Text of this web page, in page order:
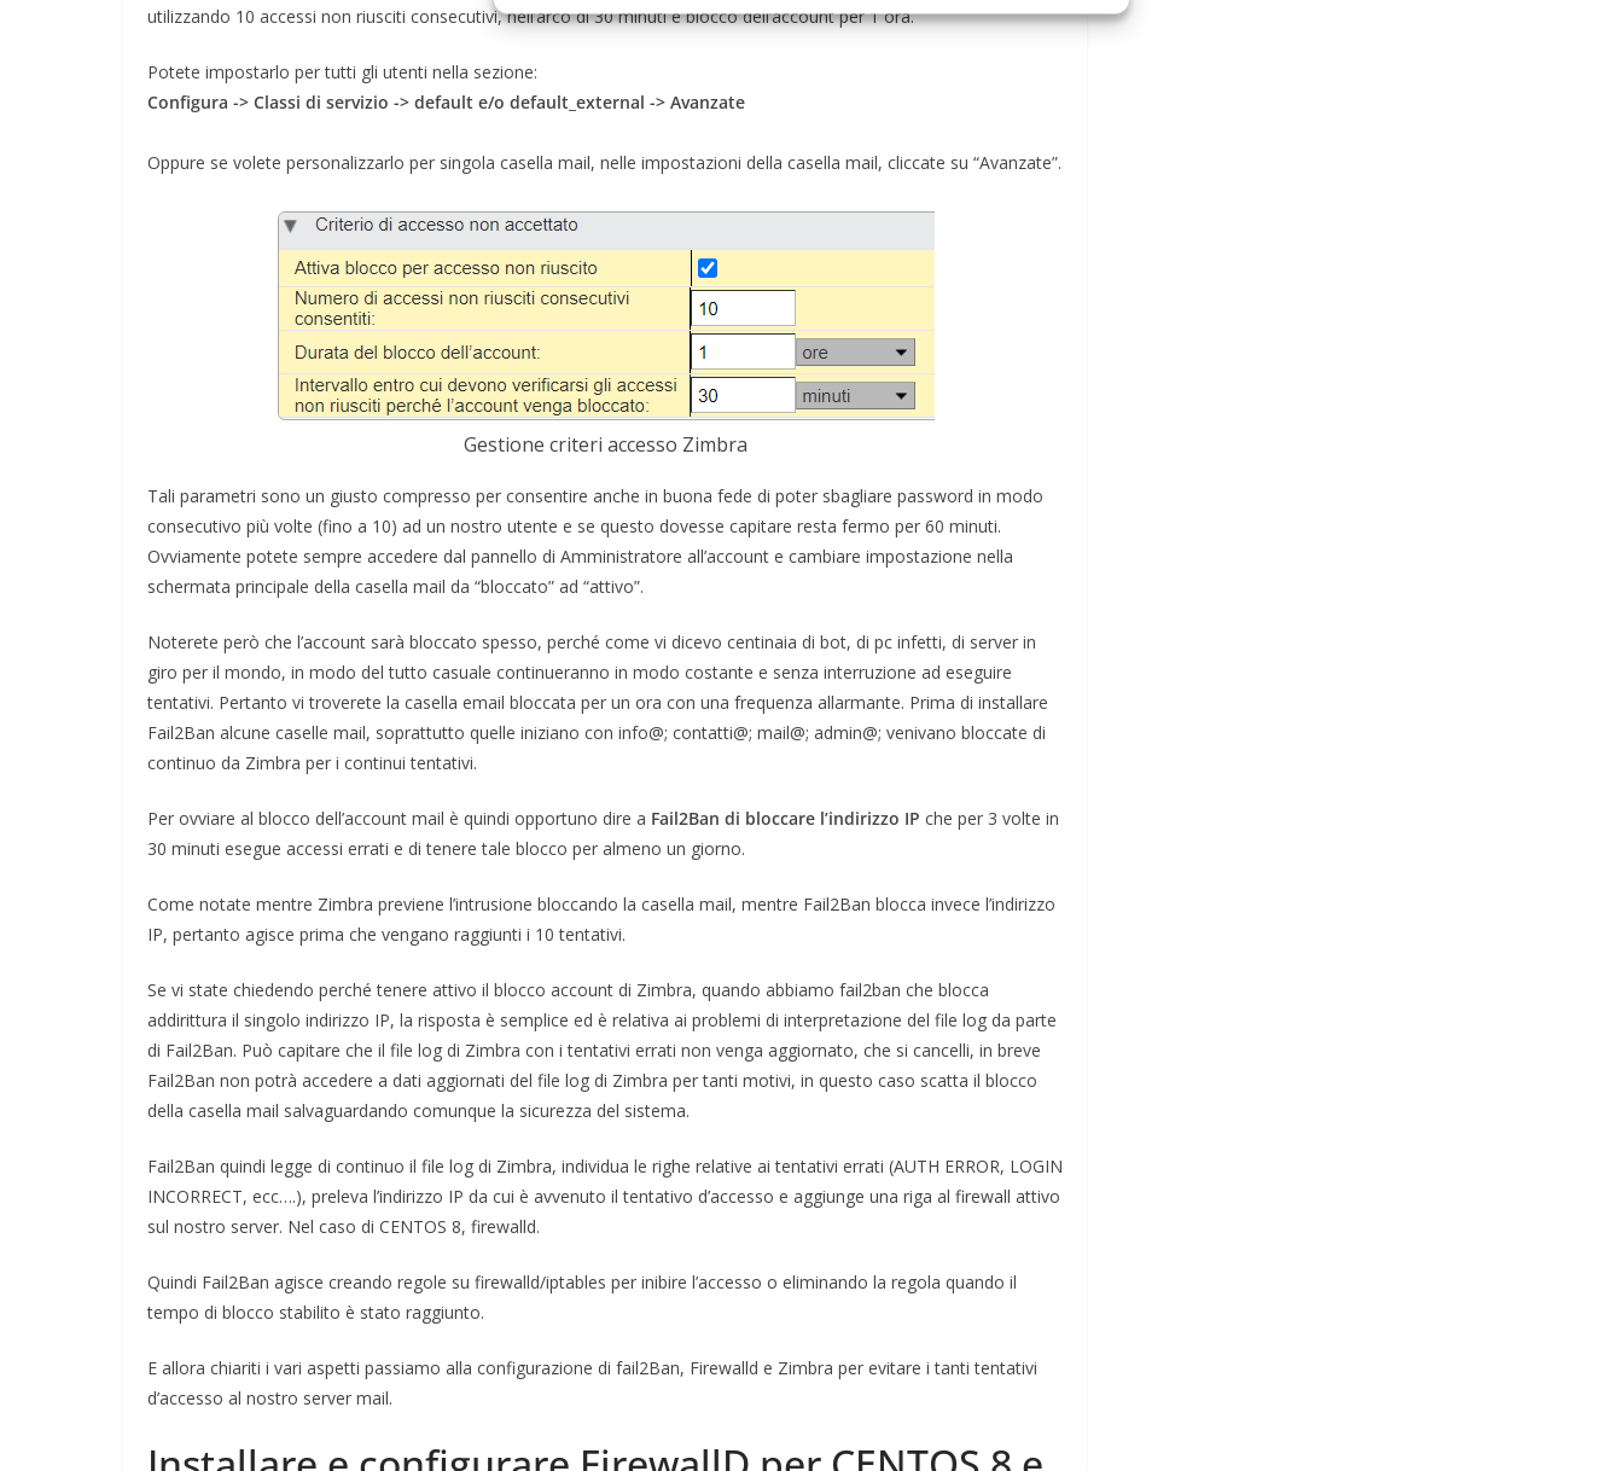
utilizzando 10 accessi non riusciti consecutivi, nell’arco di 30 minuti e blocco dell’account per 1 ora.
Potete impostarlo per tutti gli utenti nella sezione:
Configura -> Classi di servizio -> default e/o default_external -> Avanzate
Oppure se volete personalizzarlo per singola casella mail, nelle impostazioni della casella mail, cliccate su “Avanzate”.
Gestione criteri accesso Zimbra
Tali parametri sono un giusto compresso per consentire anche in buona fede di poter sbagliare password in modo
consecutivo più volte (fino a 10) ad un nostro utente e se questo dovesse capitare resta fermo per 60 minuti.
Ovviamente potete sempre accedere dal pannello di Amministratore all’account e cambiare impostazione nella
schermata principale della casella mail da “bloccato” ad “attivo”.
Noterete però che l’account sarà bloccato spesso, perché come vi dicevo centinaia di bot, di pc infetti, di server in
giro per il mondo, in modo del tutto casuale continueranno in modo costante e senza interruzione ad eseguire
tentativi. Pertanto vi troverete la casella email bloccata per un ora con una frequenza allarmante. Prima di installare
Fail2Ban alcune caselle mail, soprattutto quelle iniziano con info@; contatti@; mail@; admin@; venivano bloccate di
continuo da Zimbra per i continui tentativi.
Per ovviare al blocco dell’account mail è quindi opportuno dire a Fail2Ban di bloccare l’indirizzo IP che per 3 volte in
30 minuti esegue accessi errati e di tenere tale blocco per almeno un giorno.
Come notate mentre Zimbra previene l’intrusione bloccando la casella mail, mentre Fail2Ban blocca invece l’indirizzo
IP, pertanto agisce prima che vengano raggiunti i 10 tentativi.
Se vi state chiedendo perché tenere attivo il blocco account di Zimbra, quando abbiamo fail2ban che blocca
addirittura il singolo indirizzo IP, la risposta è semplice ed è relativa ai problemi di interpretazione del file log da parte
di Fail2Ban. Può capitare che il file log di Zimbra con i tentativi errati non venga aggiornato, che si cancelli, in breve
Fail2Ban non potrà accedere a dati aggiornati del file log di Zimbra per tanti motivi, in questo caso scatta il blocco
della casella mail salvaguardando comunque la sicurezza del sistema.
Fail2Ban quindi legge di continuo il file log di Zimbra, individua le righe relative ai tentativi errati (AUTH ERROR, LOGIN
INCORRECT, ecc….), preleva l’indirizzo IP da cui è avvenuto il tentativo d’accesso e aggiunge una riga al firewall attivo
sul nostro server. Nel caso di CENTOS 8, firewalld.
Quindi Fail2Ban agisce creando regole su firewalld/iptables per inibire l’accesso o eliminando la regola quando il
tempo di blocco stabilito è stato raggiunto.
E allora chiariti i vari aspetti passiamo alla configurazione di fail2Ban, Firewalld e Zimbra per evitare i tanti tentativi
d’accesso al nostro server mail.